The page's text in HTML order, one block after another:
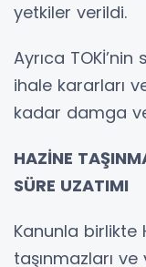
yetkiler verildi.
Ayrıca
ihale kararları
kadar damga
HAZİNE
SÜRE UZATIMI
Kanunla birlikte
taşınmazları